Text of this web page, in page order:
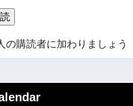
の購読者に加わりましょう